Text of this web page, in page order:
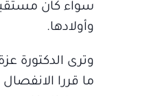
سواء كان
وأولادها.
وترى الدكتورة
ما قررا